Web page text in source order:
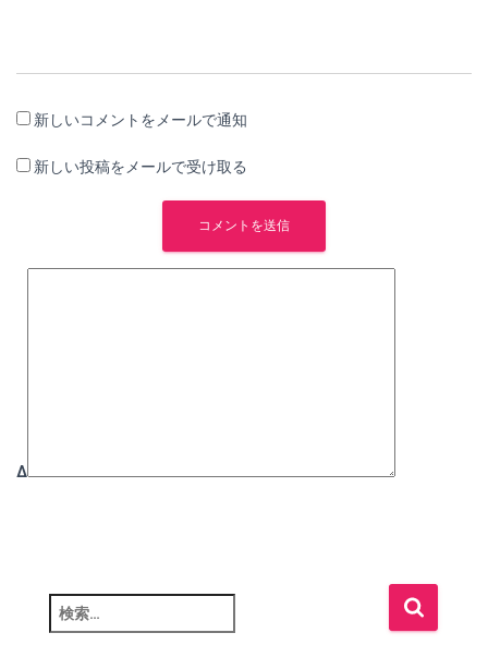
新しいコメントをメールで通知
新しい投稿をメールで受け取る
Δ
検
索